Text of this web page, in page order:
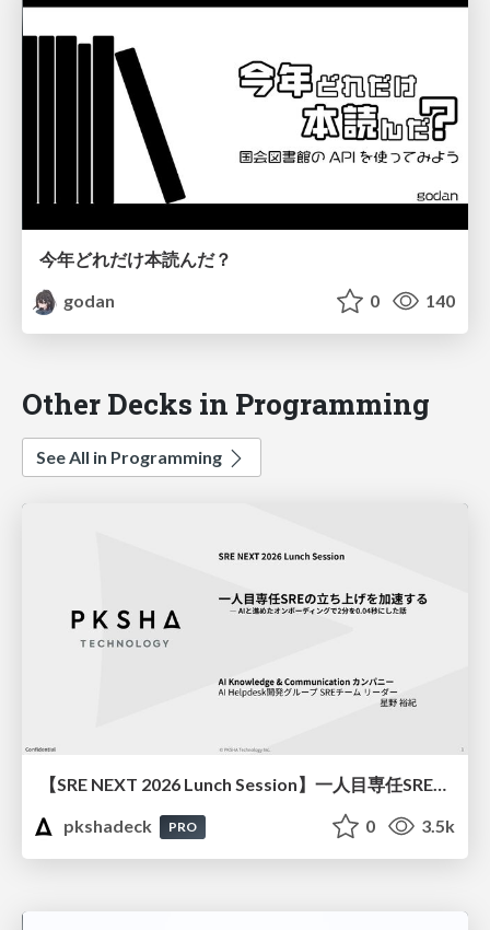
今年どれだけ本読んだ？
godan
0 140
Other Decks in Programming
See All in Programming
pkshadeck
PRO 0 3.5k